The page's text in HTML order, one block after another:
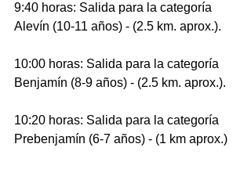
9:40 horas: Salida para la categoría
Alevín (10-11 años) - (2.5 km. aprox.).
10:00 horas: Salida para la categoría
Benjamín (8-9 años) - (2.5 km. aprox.).
10:20 horas: Salida para la categoría
Prebenjamín (6-7 años) - (1 km aprox.)